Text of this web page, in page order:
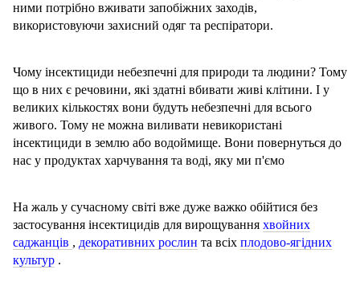
ними потрібно вживати запобіжних заходів,
використовуючи захисний одяг та респіратори.
Чому інсектициди небезпечні для природи та людини? Тому
що в них є речовини, які здатні вбивати живі клітини. І у
великих кількостях вони будуть небезпечні для всього
живого. Тому не можна виливати невикористані
інсектициди в землю або водоймище. Вони повернуться до
нас у продуктах харчування та воді, яку ми п'ємо
На жаль у сучасному світі вже дуже важко обійтися без
застосування інсектицидів для вирощування хвойних
саджанців , декоративних рослин та всіх плодово-ягідних
культур .